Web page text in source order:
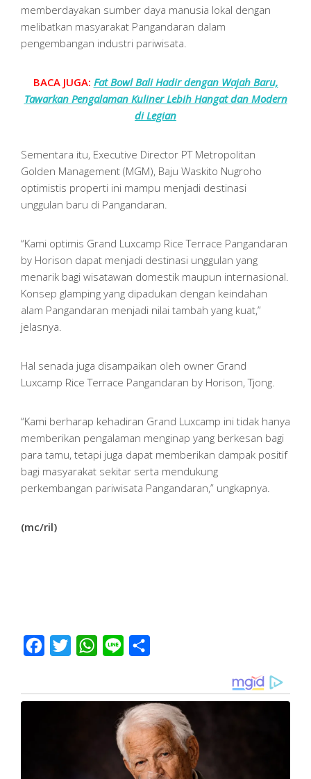
memberdayakan sumber daya manusia lokal dengan
melibatkan masyarakat Pangandaran dalam
pengembangan industri pariwisata.
BACA JUGA: Fat Bowl Bali Hadir dengan Wajah Baru,
Tawarkan Pengalaman Kuliner Lebih Hangat dan Modern
di Legian
Sementara itu, Executive Director PT Metropolitan
Golden Management (MGM), Baju Waskito Nugroho
optimistis properti ini mampu menjadi destinasi
unggulan baru di Pangandaran.
“Kami optimis Grand Luxcamp Rice Terrace Pangandaran
by Horison dapat menjadi destinasi unggulan yang
menarik bagi wisatawan domestik maupun internasional.
Konsep glamping yang dipadukan dengan keindahan
alam Pangandaran menjadi nilai tambah yang kuat,”
jelasnya.
Hal senada juga disampaikan oleh owner Grand
Luxcamp Rice Terrace Pangandaran by Horison, Tjong.
“Kami berharap kehadiran Grand Luxcamp ini tidak hanya
memberikan pengalaman menginap yang berkesan bagi
para tamu, tetapi juga dapat memberikan dampak positif
bagi masyarakat sekitar serta mendukung
perkembangan pariwisata Pangandaran,” ungkapnya.
(mc/ril)
Facebook
Twitter WhatsApp
Line